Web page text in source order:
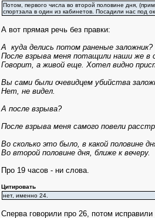
Потом, первого числа во второй половине дня,
спортзала в один из кабинетов. Посадили нас под
А вот прямая речь без правки:
А куда делись потом раненые заложник?
После взрыва меня потащили наши же в
Говорит, а живой еще. Хотел видно
Вы сами были очевидцем убийства
Нет, не видел.
А после взрыва?
После взрыва меня самого повели
Во сколько это было, в какой половине
Во второй половине дня, ближе к вечеру.
Про 19 часов - ни слова.
Цитировать
нет, именно 24.
Сперва говорили про 26, потом исправили